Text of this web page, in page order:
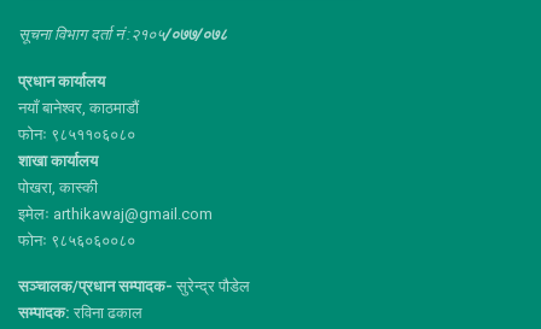
सूचना विभाग दर्ता नं :२१०५/०७७/०७८
प्रधान कार्यालय
नयाँ बानेश्वर, काठमाडौं
फोनः ९८५११०६०८०
शाखा कार्यालय
पोखरा, कास्की
इमेलः arthikawaj@gmail.com
फोनः ९८५६०६००८०
सञ्चालक/प्रधान सम्पादक- सुरेन्द्र पौडेल
सम्पादक: रविना ढकाल